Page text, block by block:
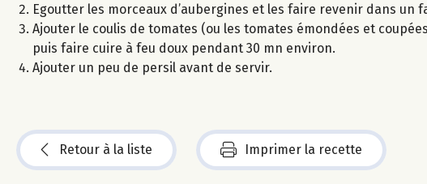
Egoutter les morceaux d’aubergines et les faire revenir dans un
Ajouter le coulis de tomates (ou les tomates émondées et
puis faire cuire à feu doux pendant 30 mn environ.
Ajouter un peu de persil avant de servir.
Retour à la liste Imprimer la recette